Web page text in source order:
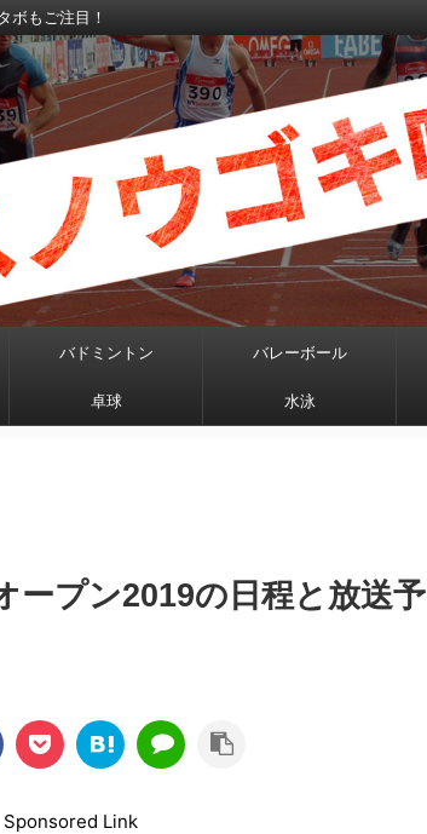
ボもご注目！
バドミントン バレーボール
卓球 水泳
ープン2019の日程と放送予
Sponsored Link